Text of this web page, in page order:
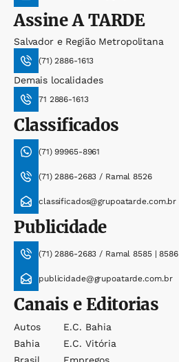
AssineA TARDE
Salvador e Região Metropolitana
(71) 2886-1613
Demais localidades
71 2886-1613
Classificados
(71) 99965-8961
(71) 2886-2683 / Ramal 8526
classificados@grupoatarde.com.br
Publicidade
(71) 2886-2683 / Ramal 8585 | 8586
publicidade@grupoatarde.com.br
Canais e Editorias
Autos
Bahia
E.c. Bahia
E.c. Vitória